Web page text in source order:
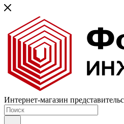
Интернет-магазин